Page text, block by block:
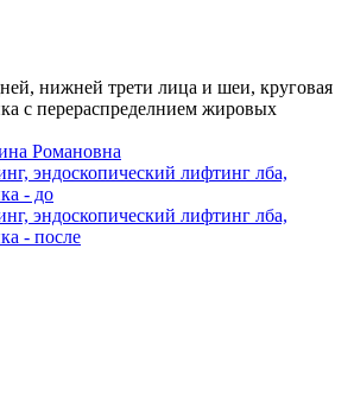
нижней трети лица и шеи, круговая
с перераспределнием жировых
Романовна